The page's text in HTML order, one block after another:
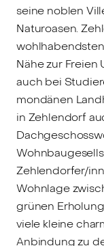
seine noblen
Naturoasen.
Nähe zur
auch bei
mondänen
in Zehlendorf
Zehlendorfer/
Wohnlage
grünen
viele kleine
Anbindung zu